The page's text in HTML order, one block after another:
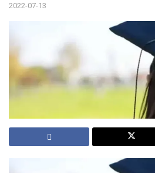
2022-07-13